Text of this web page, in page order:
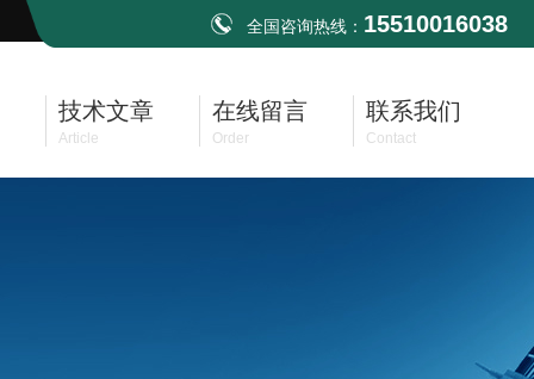
全国咨询热线： 15510016038
技术文章
Article
在线留言
Order
联系我们
Contact